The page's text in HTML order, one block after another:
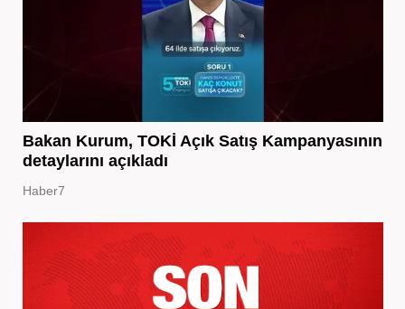
Bakan Kurum, TOKİ Açık Satış Kampanyasının
detaylarını açıkladı
Haber7